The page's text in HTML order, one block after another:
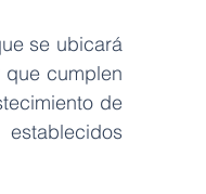
se ubicará
que cumplen
de